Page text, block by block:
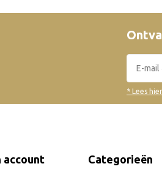
* Lees
account Categorieën